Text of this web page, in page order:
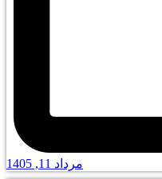
مرداد 11, 1405